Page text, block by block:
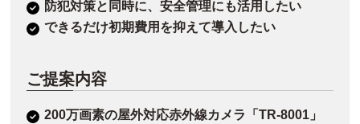
防犯対策と同時に、安全管理にも活用したい
できるだけ初期費用を抑えて導入したい
ご提案内容
200万画素の屋外対応赤外線カメラ「TR-8001」